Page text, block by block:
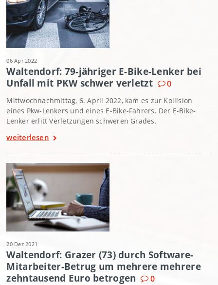
06 Apr 2022
Waltendorf: 79-jähriger E-Bike-Lenker bei
Unfall mit PKW schwer verletzt
0
Mittwochnachmittag, 6. April 2022, kam es zur Kollision
eines Pkw-Lenkers und eines E-Bike-Fahrers. Der E-Bike-
Lenker erlitt Verletzungen schweren Grades.
weiterlesen
20 Dez 2021
Waltendorf: Grazer (73) durch Software-
Mitarbeiter-Betrug um mehrere mehrere
zehntausend Euro betrogen
0